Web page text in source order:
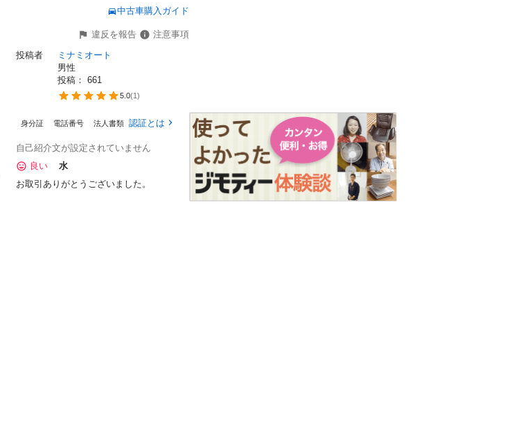
中古車購入ガイド
違反を報告
注意事項
投稿者
ミナミオート
男性
投稿： 661
5.0(1)
身分証 電話番号 法人書類 認証とは
自己紹介文が設定されていません
良い
水
お取引ありがとうございました。